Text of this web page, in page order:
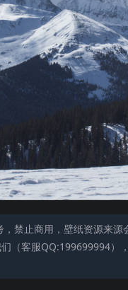
禁止商用，壁纸资源来
（客服QQ:199699994）